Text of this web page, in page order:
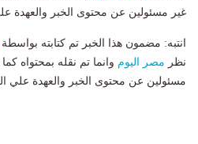
غير مسئولين عن محتوى الخبر والعهدة
انتبه: مضمون هذا الخبر تم كتابته بواسطة
نظر مصر اليوم وانما تم نقله بمحتواه
مسئولين عن محتوى الخبر والعهدة علي